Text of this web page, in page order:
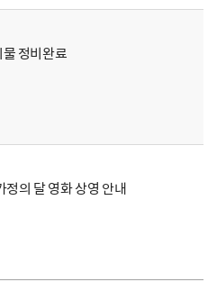
정비완료
정의 달 영화 상영 안내